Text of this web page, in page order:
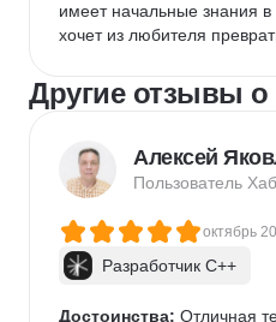
имеет начальные знания
хочет из любителя
Другие отзывы о
Алексей
Пользователь
октябрь
Разработчик C++
Достоинства: Отличная